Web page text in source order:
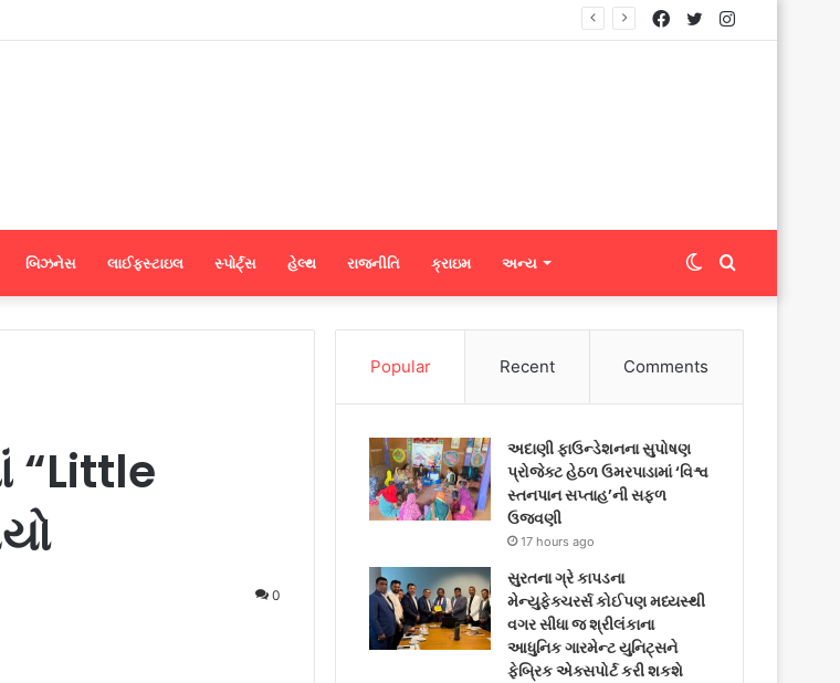
મધ્યસ્થી વગર સીધા જ શ્રીલંકાના આધુનિક ગારમેન્ટ યુનિટ્સને ફેબ્રિક એક્સપોર્ટ કરી શકશે Instagram
Twitter
Facebook
બિઝનેસ લાઈફસ્ટાઇલ સ્પોર્ટ્સ હેલ્થ રાજનીતિ ક્રાઇમ અન્ય Search
for
Switch
skin
“Little
0
Popular Recent Comments
અદાણી ફાઉન્ડેશનના સુપોષણ
પ્રોજેક્ટ હેઠળ ઉમરપાડામાં ‘વિશ્વ
સ્તનપાન સપ્તાહ’ની સફળ
ઉજવણી
17 hours ago
સુરતના ગ્રે કાપડના
મેન્યુફેક્ચરર્સ કોઈપણ મધ્યસ્થી
વગર સીધા જ શ્રીલંકાના
આધુનિક ગારમેન્ટ યુનિટ્સને
ફેબ્રિક એક્સપોર્ટ કરી શકશે